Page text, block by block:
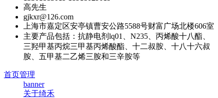
高先生
gjkxr@126.com
上海市嘉定区安亭镇曹安公路5588号财富广场北楼606室
主要产品包括：抗静电剂lq01、N235、丙烯酸十八酯、
三羟甲基丙烷三甲基丙烯酸酯、十二叔胺、十八十六叔
胺、五甲基二乙烯三胺和三辛胺等
首页管理
banner
关于绮禾